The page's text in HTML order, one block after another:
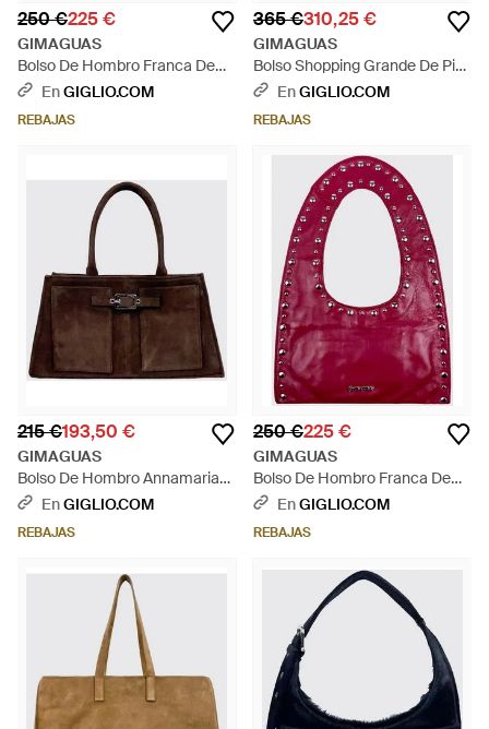
250 €225 €
GIMAGUAS
Bolso De Hombro Franca De
Piel Bordada Con Tachuelas Y
EnGIGLIO.COM
REBAJAS
365 €310,25 €
GIMAGUAS
Bolso Shopping Grande De Piel
Con Doble Asa Y Logo
EnGIGLIO.COM
REBAJAS
215 €193,50 €
GIMAGUAS
Bolso De Hombro Annamaria
De Piel De Ante Con Doble Asa
EnGIGLIO.COM
REBAJAS
250 €225 €
GIMAGUAS
Bolso De Hombro Franca De
Piel Bordada Con Tachuelas Y
EnGIGLIO.COM
REBAJAS